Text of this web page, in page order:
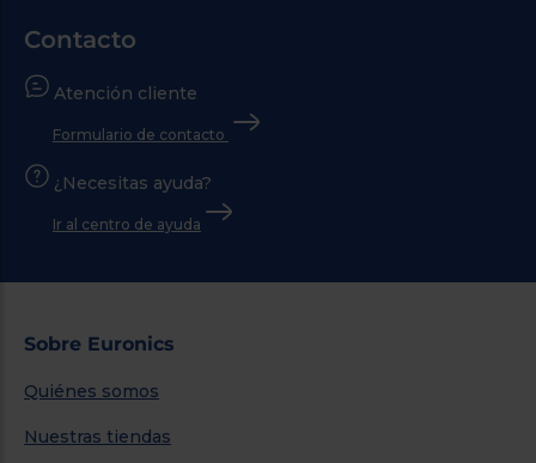
Contacto
Atención cliente
Formulario de contacto
¿Necesitas ayuda?
Ir al centro de ayuda
Sobre Euronics
Quiénes somos
Nuestras tiendas